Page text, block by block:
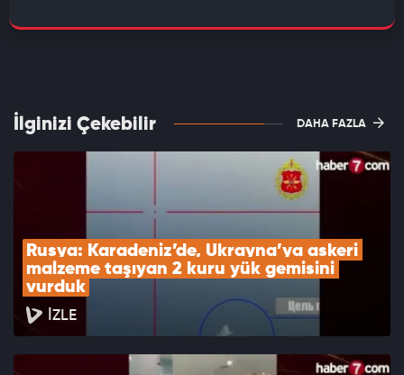
İlginizi Çekebilir DAHA FAZLA
Rusya: Karadeniz’de, Ukrayna’ya askeri
malzeme taşıyan 2 kuru yük gemisini
vurduk
İZLE